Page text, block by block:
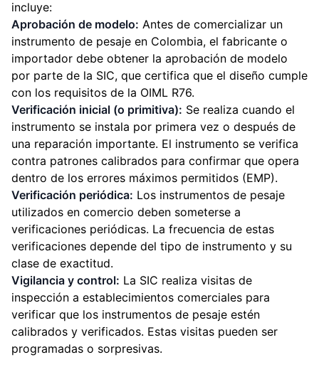
incluye:
Aprobación de modelo: Antes de comercializar un
instrumento de pesaje en Colombia, el fabricante o
importador debe obtener la aprobación de modelo
por parte de la SIC, que certifica que el diseño cumple
con los requisitos de la OIML R76.
Verificación inicial (o primitiva): Se realiza cuando el
instrumento se instala por primera vez o después de
una reparación importante. El instrumento se verifica
contra patrones calibrados para confirmar que opera
dentro de los errores máximos permitidos (EMP).
Verificación periódica: Los instrumentos de pesaje
utilizados en comercio deben someterse a
verificaciones periódicas. La frecuencia de estas
verificaciones depende del tipo de instrumento y su
clase de exactitud.
Vigilancia y control: La SIC realiza visitas de
inspección a establecimientos comerciales para
verificar que los instrumentos de pesaje estén
calibrados y verificados. Estas visitas pueden ser
programadas o sorpresivas.